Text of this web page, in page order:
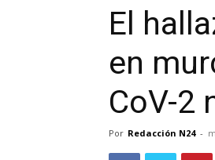
El
en
CoV-2
Por Redacción N24 -